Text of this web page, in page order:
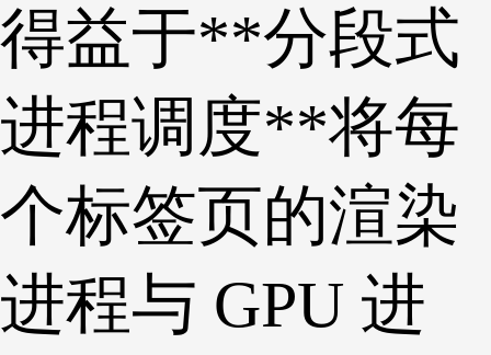
得益于**分段式
进程调度**将每
个标签页的渲染
进程与 GPU 进